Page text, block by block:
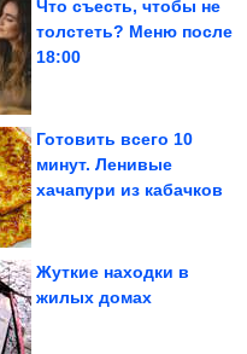
Что съесть, чтобы не
толстеть? Меню после
18:00
Готовить всего 10
минут. Ленивые
хачапури из кабачков
Исторические фото.
Жуткие находки в
жилых домах